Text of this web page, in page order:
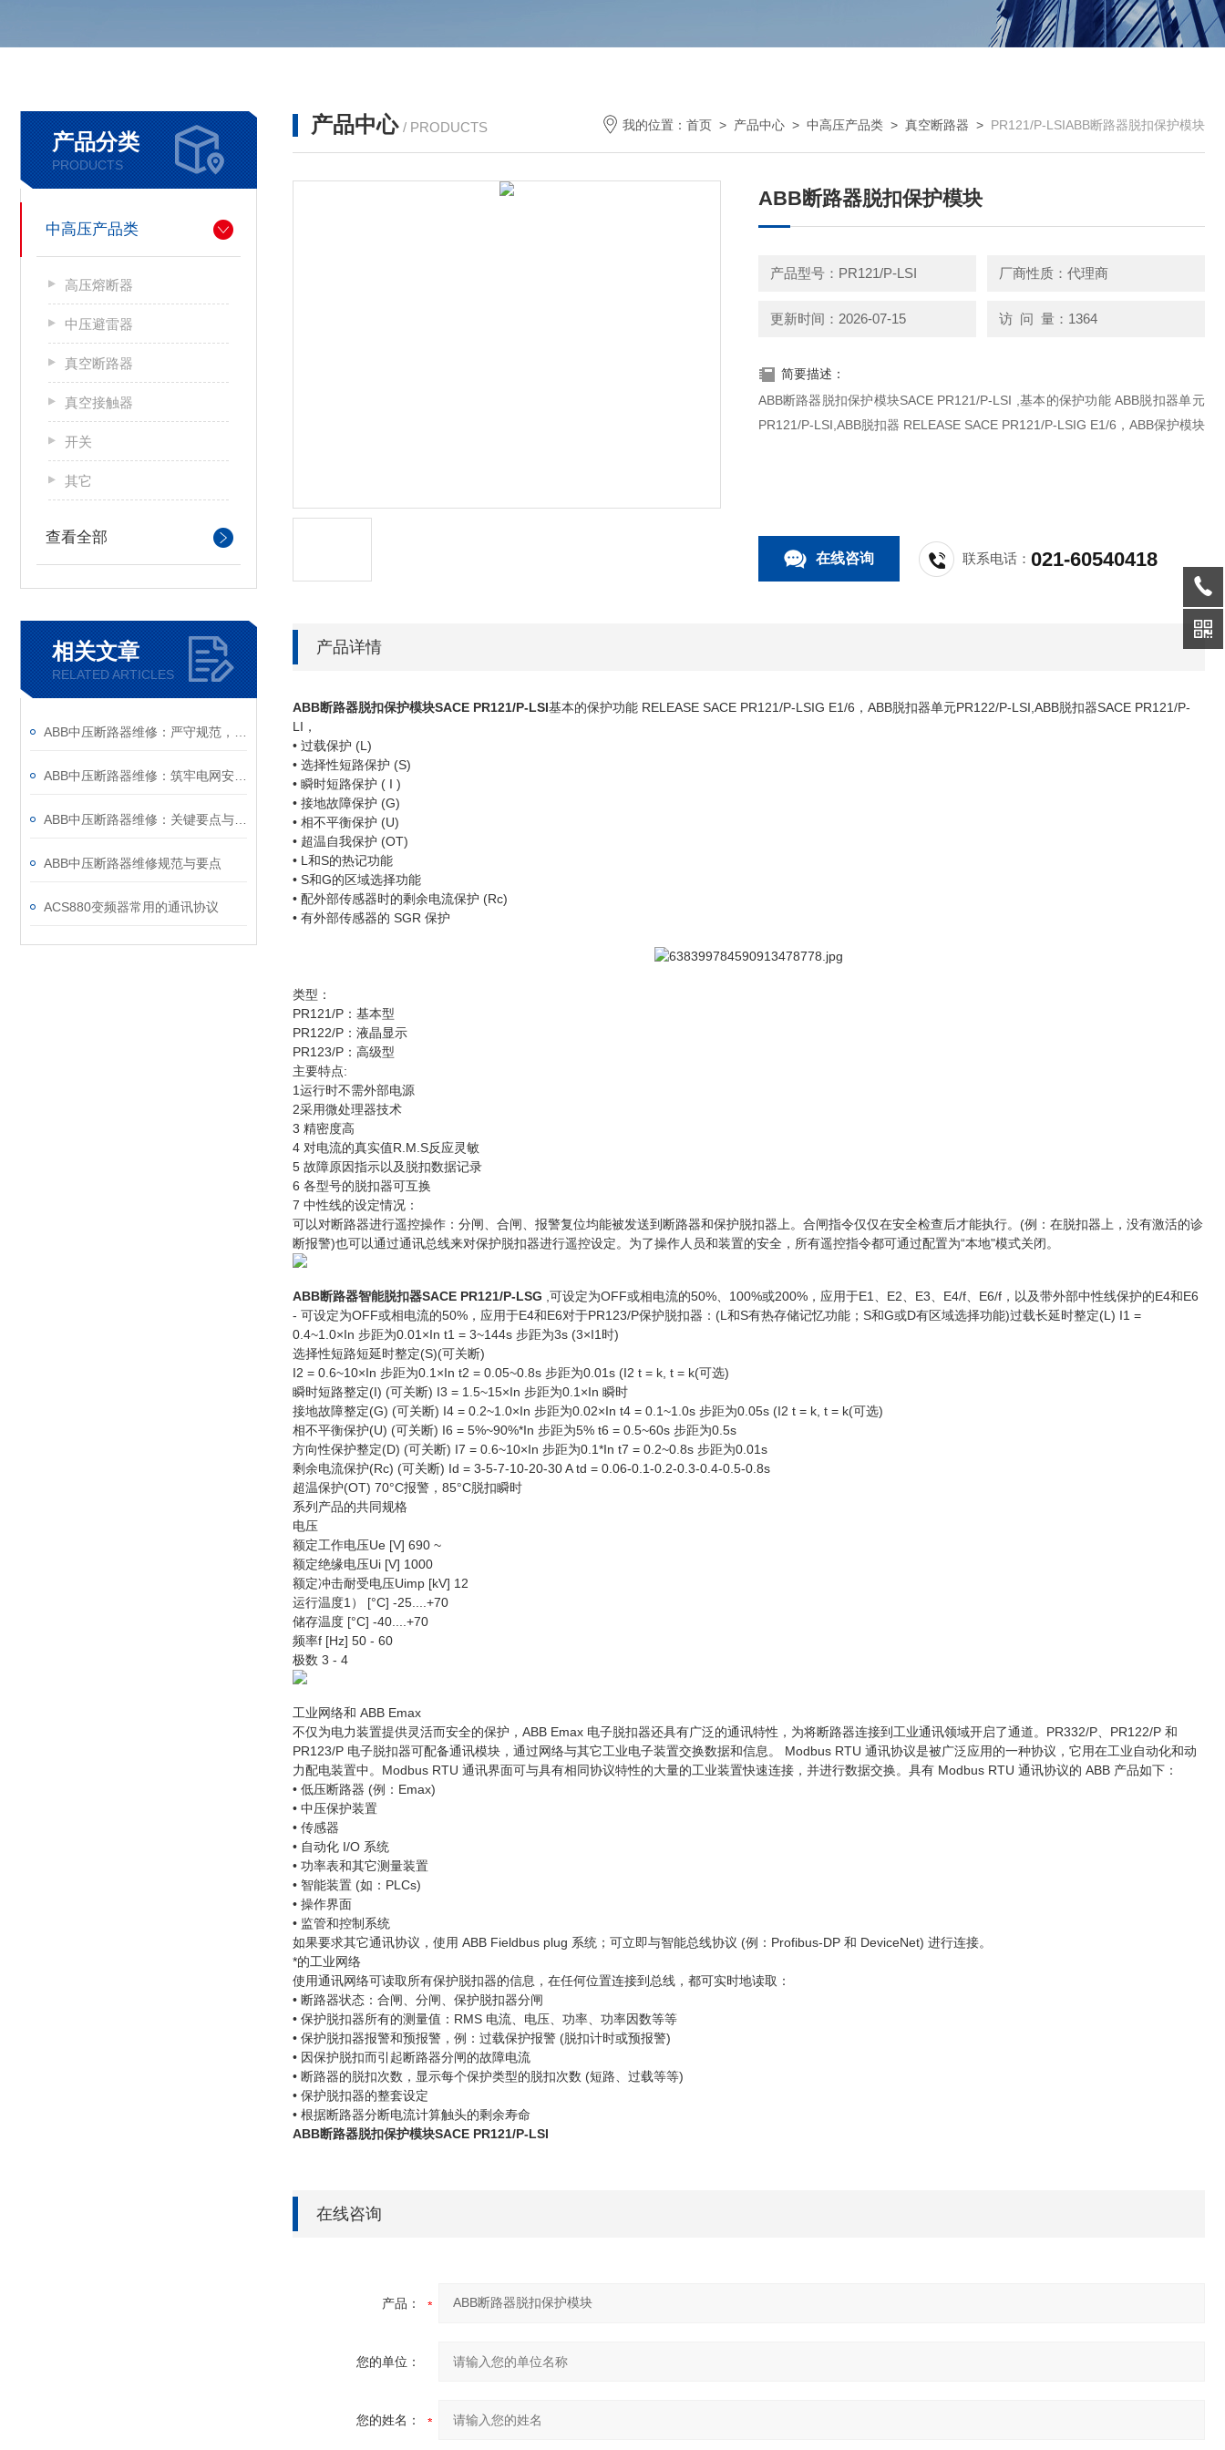
产品分类
PRODUCTS
中高压产品类
高压熔断器
中压避雷器
真空断路器
真空接触器
开关
其它
查看全部
相关文章
RELATED ARTICLES
ABB中压断路器维修规范与要点
ACS880变频器常用的通讯协议
产品中心 / PRODUCTS 我的位置： 首页 > 产品中心 > 中高压产品类 > 真空断路器 > PR121/P-LSIABB断路器脱扣保护模块
ABB断路器脱扣保护模块
产品型号：PR121/P-LSI 厂商性质：代理商
更新时间：2026-07-15 访 问 量：1364
简要描述：
ABB断路器脱扣保护模块SACE PR121/P-LSI ,基本的保护功能 ABB脱扣器单元
PR121/P-LSI,ABB脱扣器 RELEASE SACE PR121/P-LSIG E1/6，ABB保护模块
在线咨询 联系电话：021-60540418
产品详情
ABB断路器脱扣保护模块SACE PR121/P-LSI基本的保护功能 RELEASE SACE PR121/P-LSIG E1/6， ABB脱扣器单元PR122/P-LSI,ABB脱扣器SACE PR121/P-
LI，
• 过载保护 (L)
• 选择性短路保护 (S)
• 瞬时短路保护 ( I )
• 接地故障保护 (G)
• 相不平衡保护 (U)
• 超温自我保护 (OT)
• L和S的热记功能
• S和G的区域选择功能
• 配外部传感器时的剩余电流保护 (Rc)
• 有外部传感器的 SGR 保护
类型：
PR121/P：基本型
PR122/P：液晶显示
PR123/P：高级型
主要特点:
1运行时不需外部电源
2采用微处理器技术
3 精密度高
4 对电流的真实值R.M.S反应灵敏
5 故障原因指示以及脱扣数据记录
6 各型号的脱扣器可互换
7 中性线的设定情况：
可以对断路器进行遥控操作：分闸、合闸、报警复位均能被发送到断路器和保护脱扣器上。合闸指令仅仅在安全检查后才能执行。(例：在脱扣器上，没有激活的诊
断报警)也可以通过通讯总线来对保护脱扣器进行遥控设定。为了操作人员和装置的安全，所有遥控指令都可通过配置为“本地"模式关闭。
ABB断路器智能脱扣器SACE PR121/P-LSG ,可设定为OFF或相电流的50%、100%或200%，应用于E1、E2、E3、E4/f、E6/f，以及带外部中性线保护的E4和E6
- 可设定为OFF或相电流的50%，应用于E4和E6对于PR123/P保护脱扣器：(L和S有热存储记忆功能；S和G或D有区域选择功能)过载长延时整定(L) I1 =
0.4~1.0×In 步距为0.01×In t1 = 3~144s 步距为3s (3×I1时)
选择性短路短延时整定(S)(可关断)
I2 = 0.6~10×In 步距为0.1×In t2 = 0.05~0.8s 步距为0.01s (I2 t = k, t = k(可选)
瞬时短路整定(I) (可关断) I3 = 1.5~15×In 步距为0.1×In 瞬时
接地故障整定(G) (可关断) I4 = 0.2~1.0×In 步距为0.02×In t4 = 0.1~1.0s 步距为0.05s (I2 t = k, t = k(可选)
相不平衡保护(U) (可关断) I6 = 5%~90%*In 步距为5% t6 = 0.5~60s 步距为0.5s
方向性保护整定(D) (可关断) I7 = 0.6~10×In 步距为0.1*In t7 = 0.2~0.8s 步距为0.01s
剩余电流保护(Rc) (可关断) Id = 3-5-7-10-20-30 A td = 0.06-0.1-0.2-0.3-0.4-0.5-0.8s
超温保护(OT) 70°C报警，85°C脱扣瞬时
系列产品的共同规格
电压
额定工作电压Ue [V] 690 ~
额定绝缘电压Ui [V] 1000
额定冲击耐受电压Uimp [kV] 12
运行温度1） [°C] -25....+70
储存温度 [°C] -40....+70
频率f [Hz] 50 - 60
极数 3 - 4
工业网络和 ABB Emax
不仅为电力装置提供灵活而安全的保护，ABB Emax 电子脱扣器还具有广泛的通讯特性，为将断路器连接到工业通讯领域开启了通道。PR332/P、PR122/P 和
PR123/P 电子脱扣器可配备通讯模块，通过网络与其它工业电子装置交换数据和信息。 Modbus RTU 通讯协议是被广泛应用的一种协议，它用在工业自动化和动
力配电装置中。Modbus RTU 通讯界面可与具有相同协议特性的大量的工业装置快速连接，并进行数据交换。具有 Modbus RTU 通讯协议的 ABB 产品如下：
• 低压断路器 (例：Emax)
• 中压保护装置
• 传感器
• 自动化 I/O 系统
• 功率表和其它测量装置
• 智能装置 (如：PLCs)
• 操作界面
• 监管和控制系统
如果要求其它通讯协议，使用 ABB Fieldbus plug 系统；可立即与智能总线协议 (例：Profibus-DP 和 DeviceNet) 进行连接。
*的工业网络
使用通讯网络可读取所有保护脱扣器的信息，在任何位置连接到总线，都可实时地读取：
• 断路器状态：合闸、分闸、保护脱扣器分闸
• 保护脱扣器所有的测量值：RMS 电流、电压、功率、功率因数等等
• 保护脱扣器报警和预报警，例：过载保护报警 (脱扣计时或预报警)
• 因保护脱扣而引起断路器分闸的故障电流
• 断路器的脱扣次数，显示每个保护类型的脱扣次数 (短路、过载等等)
• 保护脱扣器的整套设定
• 根据断路器分断电流计算触头的剩余寿命
ABB断路器脱扣保护模块SACE PR121/P-LSI
在线咨询
产品：
您的单位：
您的姓名：